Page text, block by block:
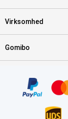
Virksomhed
Gomibo